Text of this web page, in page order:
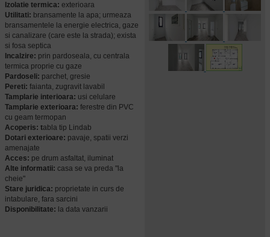
Izolatie termica: exterioara
Utilitati: bransamente la apa; urmeaza
bransamentele la energie electrica, gaze
si canalizare (care este la strada); exista
si fosa septica
Incalzire: prin pardoseala, cu centrala
termica proprie cu gaze
Pardoseli: parchet, gresie
Pereti: faianta, zugravit lavabil
Tamplarie interioara: usi celulare
Tamplarie exterioara: ferestre din PVC
cu geam termopan
Acoperis: tabla tip Lindab
Dotari exterioare: pavaje, spatii verzi
amenajate
Acces: pe drum asfaltat, iluminat
Alte informatii: casa se va preda "la
cheie"
Stare juridica: proprietate in curs de
intabulare, fara sarcini
Disponibilitate: la data vanzarii